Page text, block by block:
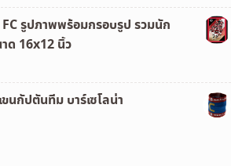
รูปภาพพร้อมกรอบรูป รวมนัก
ด 16x12 นิ้ว
กัปตันทีม บาร์เซโลน่า